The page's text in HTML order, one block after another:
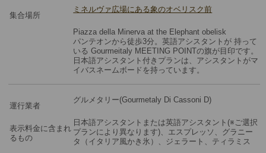
集合場所
ミネルヴァ広場にある象のオベリスク前
Piazza della Minerva at the Elephant obelisk
パンテオンから徒歩3分。英語アシスタントが 持って
いる Gourmeitaly MEETING POINTの旗が目印です。
日本語アシスタント付きプランは、アシスタントがマ
イバスネームボードを持っています。
運行業者
グルメタリー(Gourmetaly Di Cassoni D)
表示料金に含まれ
るもの
日本語アシスタントまたは英語アシスタント(※ご選択
プランにより異なります)、エスプレッソ、グラニー
タ（イタリア風かき氷）、ジェラート、ティラミス